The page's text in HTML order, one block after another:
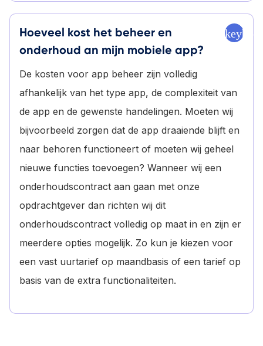
Hoeveel kost het beheer en
onderhoud an mijn mobiele app?
De kosten voor app beheer zijn volledig
afhankelijk van het type app, de complexiteit van
de app en de gewenste handelingen. Moeten wij
bijvoorbeeld zorgen dat de app draaiende blijft en
naar behoren functioneert of moeten wij geheel
nieuwe functies toevoegen? Wanneer wij een
onderhoudscontract aan gaan met onze
opdrachtgever dan richten wij dit
onderhoudscontract volledig op maat in en zijn er
meerdere opties mogelijk. Zo kun je kiezen voor
een vast uurtarief op maandbasis of een tarief op
basis van de extra functionaliteiten.